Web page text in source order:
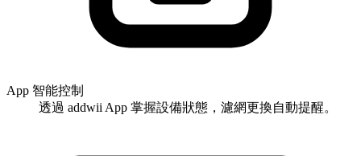
App 智能控制
透過 addwii App 掌握設備狀態，濾網更換自動提醒。